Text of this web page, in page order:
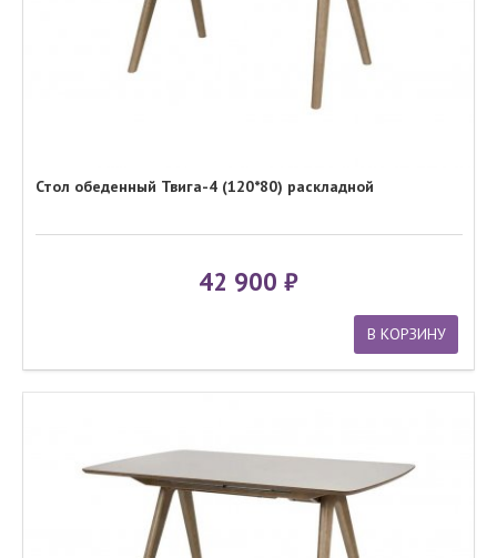
Стол обеденный Твига-4 (120*80) раскладной
42 900
В КОРЗИНУ